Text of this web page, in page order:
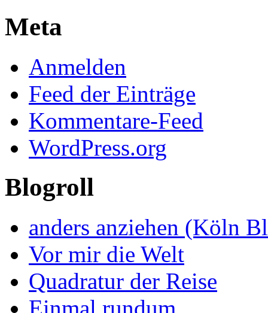
Meta
Anmelden
Feed der Einträge
Kommentare-Feed
WordPress.org
Blogroll
anders anziehen (Köln
Vor mir die Welt
Quadratur der Reise